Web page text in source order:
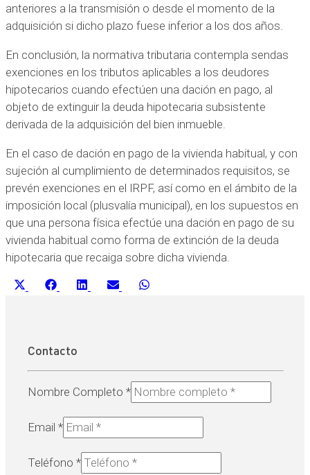
anteriores a la transmisión o desde el momento de la
adquisición si dicho plazo fuese inferior a los dos años.
En conclusión, la normativa tributaria contempla sendas
exenciones en los tributos aplicables a los deudores
hipotecarios cuando efectúen una dación en pago, al
objeto de extinguir la deuda hipotecaria subsistente
derivada de la adquisición del bien inmueble.
En el caso de dación en pago de la vivienda habitual, y con
sujeción al cumplimiento de determinados requisitos, se
prevén exenciones en el IRPF, así como en el ámbito de la
imposición local (plusvalía municipal), en los supuestos en
que una persona física efectúe una dación en pago de su
vivienda habitual como forma de extinción de la deuda
hipotecaria que recaiga sobre dicha vivienda.
CompartirCompartir
FacebookCompartir
LinkedInCompartir
Email
Contacto
Nombre Completo *
Email *
Teléfono *